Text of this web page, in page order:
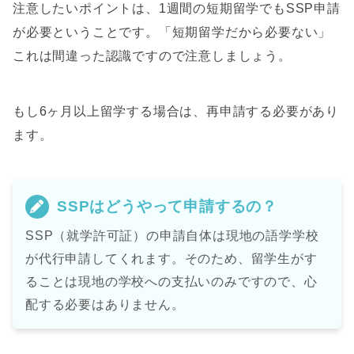
注意したいポイントは、1週間の短期留学でもSSP申請
が必要ということです。「短期留学だから必要ない」
これは間違った認識ですので注意しましょう。
もし6ヶ月以上留学する場合は、再申請する必要があり
ます。
SSPはどうやって申請するの？
SSP（就学許可証）の申請自体は現地の語学学校
が代行申請してくれます。そのため、留学生がす
ることは現地の学校への支払いのみですので、心
配する必要はありません。